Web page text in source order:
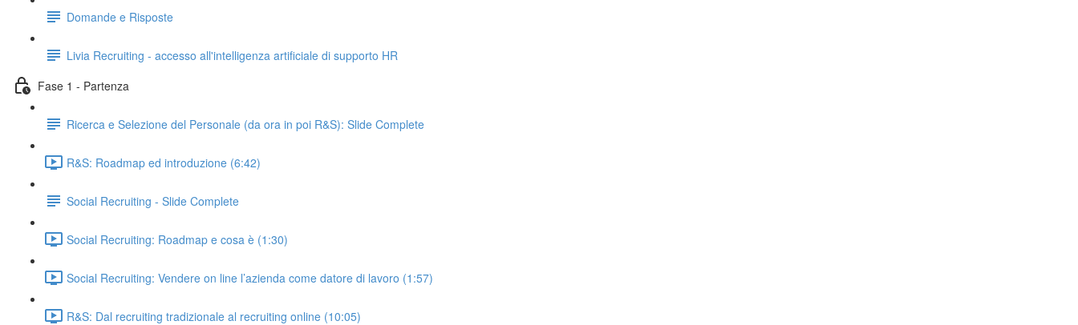
Domande e Risposte
Livia Recruiting - accesso all'intelligenza artificiale di supporto HR
Fase 1 - Partenza
Ricerca e Selezione del Personale (da ora in poi R&S): Slide Complete
R&S: Roadmap ed introduzione (6:42)
Social Recruiting - Slide Complete
Social Recruiting: Roadmap e cosa è (1:30)
Social Recruiting: Vendere on line l’azienda come datore di lavoro (1:57)
R&S: Dal recruiting tradizionale al recruiting online (10:05)